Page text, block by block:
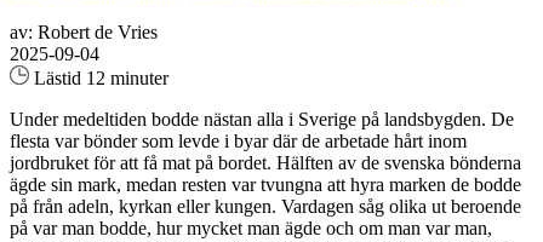
av: Robert de Vries
2025-09-04
Lästid 12 minuter
Under medeltiden bodde nästan alla i Sverige på landsbygden. De
flesta var bönder som levde i byar där de arbetade hårt inom
jordbruket för att få mat på bordet. Hälften av de svenska bönderna
ägde sin mark, medan resten var tvungna att hyra marken de bodde
på från adeln, kyrkan eller kungen. Vardagen såg olika ut beroende
på var man bodde, hur mycket man ägde och om man var man,